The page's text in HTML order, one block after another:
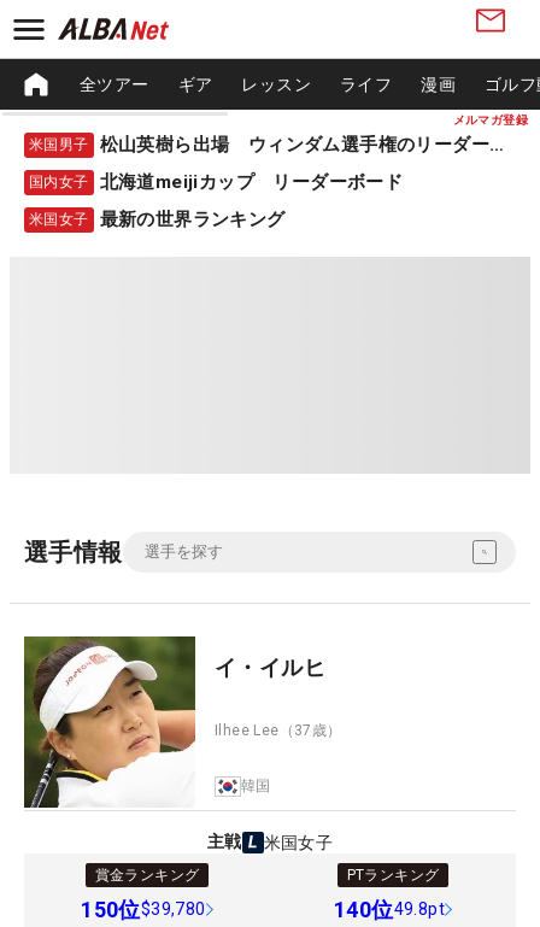
メルマガ登録
全ツアー ギア レッスン ライフ 漫画 ゴル
米国男子 松山英樹ら出場 ウィンダム選手権のリーダーボード
国内女子 北海道meijiカップ リーダーボード
米国女子 最新の世界ランキング
選手情報
イ・イルヒ
Ilhee Lee （37歳）
韓国
主戦 米国女子
賞金ランキング
150位$39,780
PTランキング
140位49.8pt